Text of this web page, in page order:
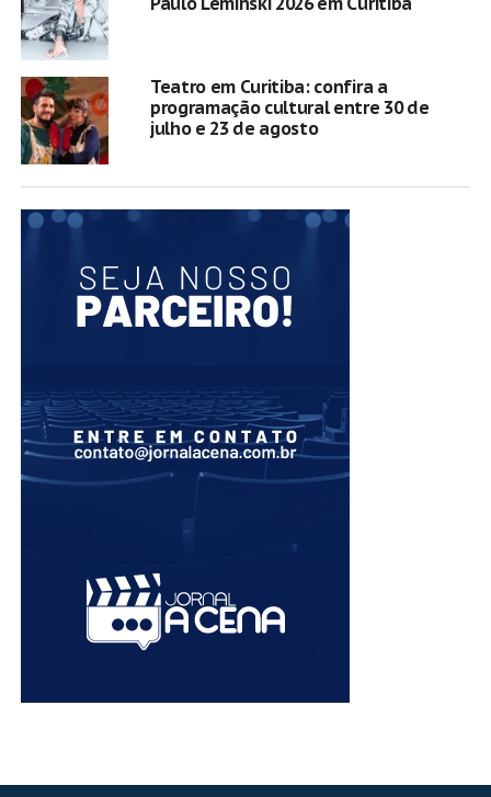
Teatro em Curitiba: confira a
programação cultural entre 30 de
julho e 23 de agosto